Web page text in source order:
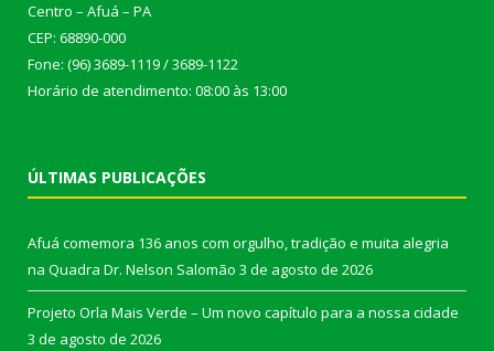
Centro – Afuá – PA
CEP: 68890-000
Fone: (96) 3689-1119 / 3689-1122
Horário de atendimento: 08:00 às 13:00
ÚLTIMAS PUBLICAÇÕES
Afuá comemora 136 anos com orgulho, tradição e muita alegria
na Quadra Dr. Nelson Salomão 3 de agosto de 2026
Projeto Orla Mais Verde – Um novo capítulo para a nossa cidade
3 de agosto de 2026